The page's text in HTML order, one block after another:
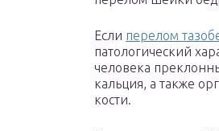
Если перелом
патологический
человека
кальция, а также
кости.